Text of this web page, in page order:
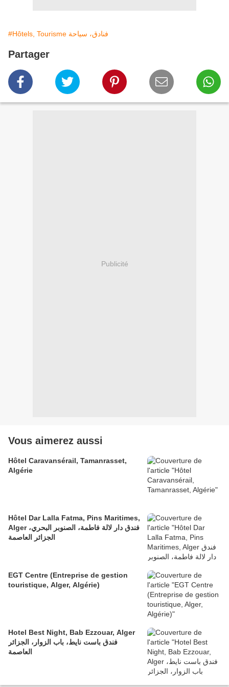
#Hôtels, Tourisme فنادق، سياحة
Partager
Publicité
Vous aimerez aussi
Hôtel Caravansérail, Tamanrasset,
Algérie
Hôtel Dar Lalla Fatma, Pins Maritimes,
Alger فندق دار لالة فاطمة، الصنوبر البحري،
الجزائر العاصمة
EGT Centre (Entreprise de gestion
touristique, Alger, Algérie)
Hotel Best Night, Bab Ezzouar, Alger
فندق باست نايط، باب الزوار، الجزائر
العاصمة